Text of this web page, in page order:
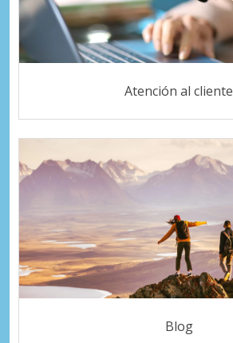
Atención al cliente
Blog